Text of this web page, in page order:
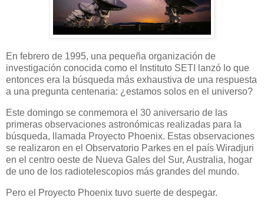
En febrero de 1995, una pequeña organización de
investigación conocida como el Instituto SETI lanzó lo que
entonces era la búsqueda más exhaustiva de una respuesta
a una pregunta centenaria: ¿estamos solos en el universo?
Este domingo se conmemora el 30 aniversario de las
primeras observaciones astronómicas realizadas para la
búsqueda, llamada Proyecto Phoenix. Estas observaciones
se realizaron en el Observatorio Parkes en el país Wiradjuri
en el centro oeste de Nueva Gales del Sur, Australia, hogar
de uno de los radiotelescopios más grandes del mundo.
Pero el Proyecto Phoenix tuvo suerte de despegar.